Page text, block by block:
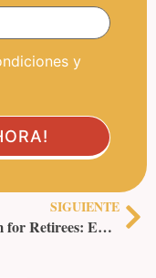
y
SIGUIENTE
Stoicism for Retirees: Embracing Life’s Next Chapter